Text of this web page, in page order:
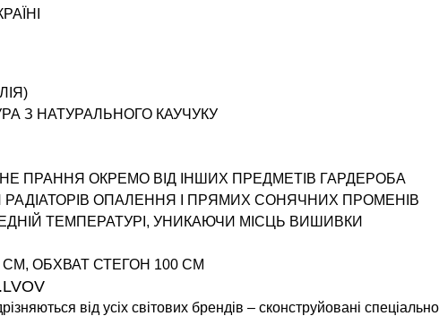
З НАТУРАЛЬНОГО КАУЧУКУ
ПРАННЯ ОКРЕМО ВІД ІНШИХ ПРЕДМЕТІВ ГАРДЕРОБА
ОПАЛЕННЯ І ПРЯМИХ СОНЯЧНИХ ПРОМЕНІВ
ТЕМПЕРАТУРІ, УНИКАЮЧИ МІСЦЬ ВИШИВКИ
СМ, ОБХВАТ СТЕГОН 100 СМ
від усіх світових брендів – сконструйовані